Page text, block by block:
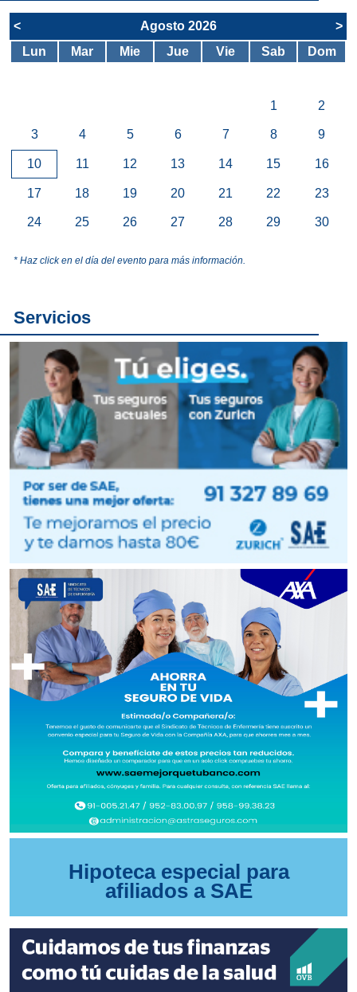
< Agosto 2026
>
Lun
Mar Mie Jue Vie Sab Dom
1 2
3 4 5 6 7 8 9
10 11 12 13 14 15 16
17 18 19 20 21 22 23
24 25 26 27 28 29 30
* Haz click en el día del evento para más información.
Servicios
Hipoteca especial para
afiliados a SAE